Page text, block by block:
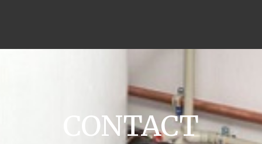
CONTACT